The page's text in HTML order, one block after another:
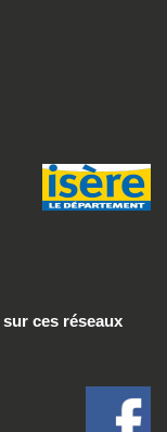
sur ces réseaux